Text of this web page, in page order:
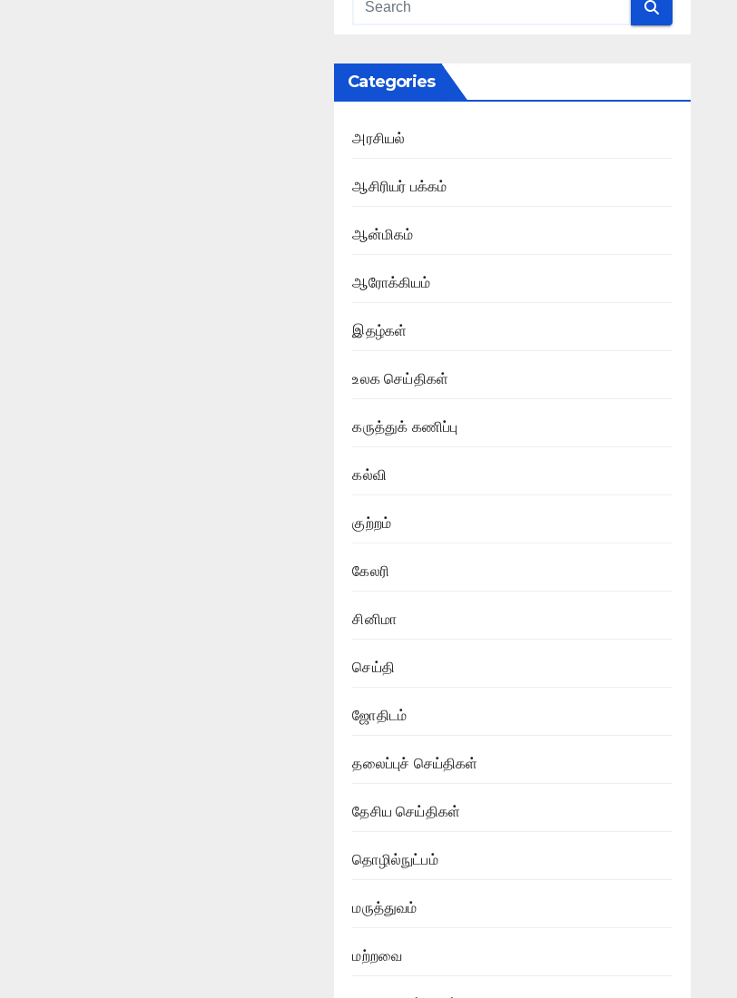
Categories
அரசியல்
ஆசிரியர் பக்கம்
ஆன்மிகம்
ஆரோக்கியம்
இதழ்கள்
உலக செய்திகள்
கருத்துக் கணிப்பு
கல்வி
குற்றம்
கேலரி
சினிமா
செய்தி
ஜோதிடம்
தலைப்புச் செய்திகள்
தேசிய செய்திகள்
தொழில்நுட்பம்
மருத்துவம்
மற்றவை